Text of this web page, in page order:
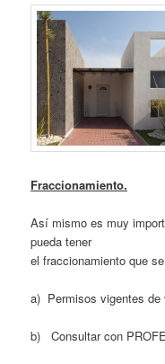
Fraccionamiento.
Así mismo es muy
pueda tener
el fraccionamiento que
a) Permisos vigentes de
b) Consultar con